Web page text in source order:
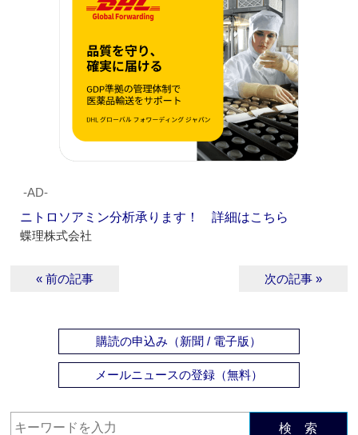
‐AD‐
ニトロソアミン分析承ります！ 詳細はこちら
蝶理株式会社
« 前の記事 次の記事 »
購読の申込み（新聞 / 電子版）
メールニュースの登録（無料）
検 索